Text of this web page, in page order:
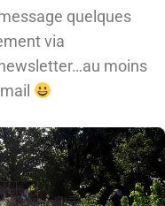
quelques
via
moins